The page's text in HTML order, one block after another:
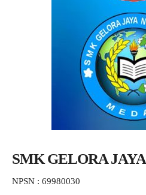
SMK GELORA
NPSN : 69980030